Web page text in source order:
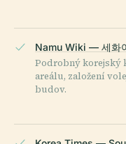
Namu Wiki — 세화
Podrobný korejský
areálu, založení
budov.